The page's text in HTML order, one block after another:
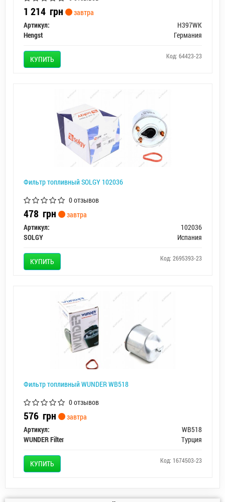
1 214 грн
завтра
Артикул:
H397WK
Hengst
Германия
КУПИТЬ Код: 64423-23
Фильтр топливный SOLGY 102036
0 отзывов
478 грн
завтра
Артикул:
102036
SOLGY
Испания
КУПИТЬ Код: 2695393-23
Фильтр топливный WUNDER WB518
0 отзывов
576 грн
завтра
Артикул:
WB518
WUNDER Filter
Турция
КУПИТЬ Код: 1674503-23